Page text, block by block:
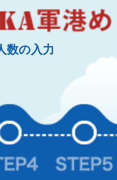
数の入力